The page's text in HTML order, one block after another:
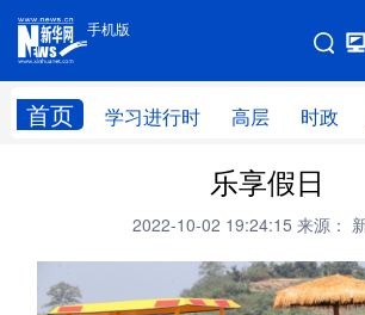
手机版
首页 学习进行时 高层 时政
手机版
网站地图
高层 时政
财经 网评
台湾 思客智库 全球连线
乐享假日
2022-10-02 19:24:15 来源：